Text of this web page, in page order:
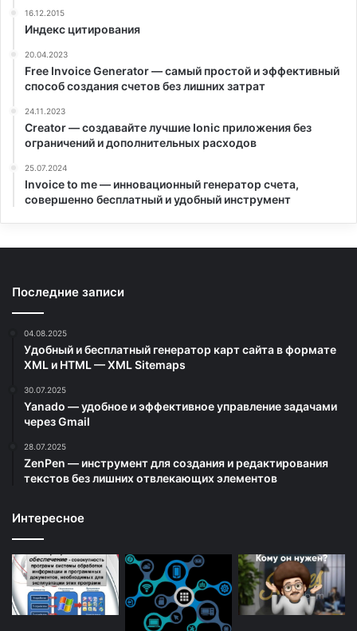
16.12.2015
Индекс цитирования
20.04.2023
Free Invoice Generator — самый простой и эффективный
способ создания счетов без лишних затрат
24.11.2023
Creator — создавайте лучшие Ionic приложения без
ограничений и дополнительных расходов
25.07.2024
Invoice to me — инновационный генератор счета,
совершенно бесплатный и удобный инструмент
Последние записи
04.08.2025
Удобный и бесплатный генератор карт сайта в формате
XML и HTML — XML Sitemaps
30.07.2025
Yanado — удобное и эффективное управление задачами
через Gmail
28.07.2025
ZenPen — инструмент для создания и редактирования
текстов без лишних отвлекающих элементов
Интересное